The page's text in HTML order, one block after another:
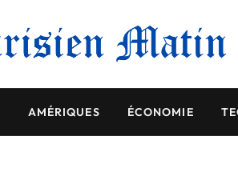
AMÉRIQUES ÉCONOMIE